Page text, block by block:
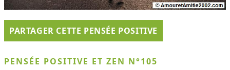
PARTAGER CETTE PENSÉE POSITIVE
PENSÉE POSITIVE ET ZEN N°105